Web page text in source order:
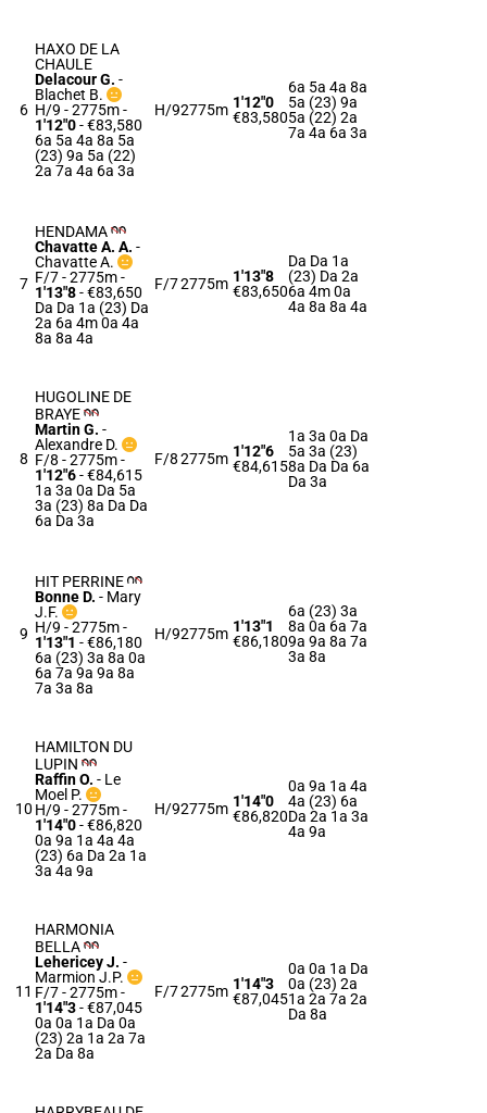
6
HAXO DE LA
CHAULE
Delacour G. -
Blachet B.
H/9 - 2775m-
1'12"0- €83,580
6a 5a 4a 8a 5a
(23) 9a 5a (22)
2a 7a 4a 6a 3a
H/92775m 1'12"0
€83,580
6a 5a 4a 8a
5a (23) 9a
5a (22) 2a
7a 4a 6a 3a
7
HENDAMA
Chavatte A. A. -
Chavatte A.
F/7 - 2775m-
1'13"8- €83,650
Da Da 1a (23) Da
2a 6a 4m 0a 4a
8a 8a 4a
F/72775m 1'13"8
€83,650
Da Da 1a
(23) Da 2a
6a 4m 0a
4a 8a 8a 4a
8
HUGOLINE DE
BRAYE
Martin G. -
Alexandre D.
F/8 - 2775m-
1'12"6- €84,615
1a 3a 0a Da 5a
3a (23) 8a Da Da
6a Da 3a
F/82775m 1'12"6
€84,615
1a 3a 0a Da
5a 3a (23)
8a Da Da 6a
Da 3a
9
HIT PERRINE
Bonne D. - Mary
J.F.
H/9 - 2775m-
1'13"1 - €86,180
6a (23) 3a 8a 0a
6a 7a 9a 9a 8a
7a 3a 8a
H/92775m 1'13"1
€86,180
6a (23) 3a
8a 0a 6a 7a
9a 9a 8a 7a
3a 8a
10
HAMILTON DU
LUPIN
Raffin O. - Le
Moel P.
H/9 - 2775m-
1'14"0- €86,820
0a 9a 1a 4a 4a
(23) 6a Da 2a 1a
3a 4a 9a
H/92775m 1'14"0
€86,820
0a 9a 1a 4a
4a (23) 6a
Da 2a 1a 3a
4a 9a
11
HARMONIA
BELLA
Lehericey J. -
Marmion J.P.
F/7 - 2775m-
1'14"3- €87,045
0a 0a 1a Da 0a
(23) 2a 1a 2a 7a
2a Da 8a
F/72775m 1'14"3
€87,045
0a 0a 1a Da
0a (23) 2a
1a 2a 7a 2a
Da 8a